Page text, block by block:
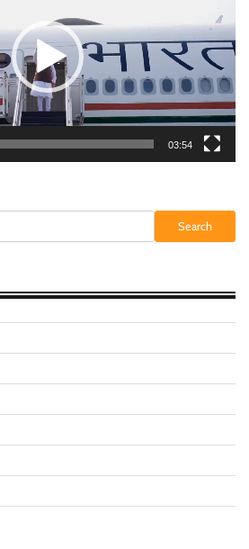
03:54
Search